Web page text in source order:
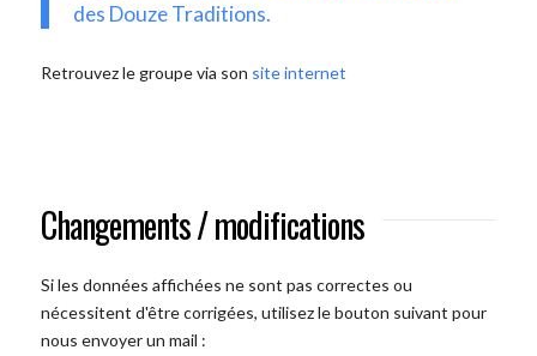
des Douze Traditions.
Retrouvez le groupe via son site internet
Changements / modifications
Si les données affichées ne sont pas correctes ou
nécessitent d'être corrigées, utilisez le bouton suivant pour
nous envoyer un mail :